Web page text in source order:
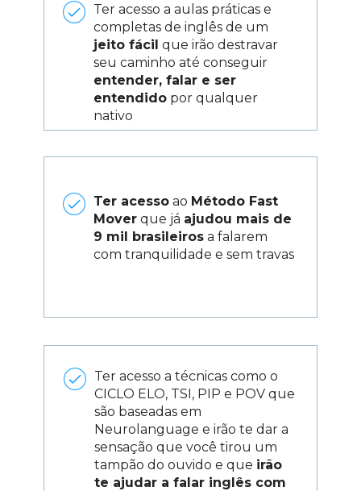
Ter acesso a aulas práticas e
jeito fácil que irão destravar
entender, falar e ser
entendido por qualquer
nativo
Ter acesso ao Método Fast
Mover que já ajudou mais de
9 mil brasileiros a falarem
com tranquilidade e sem travas
Ter acesso a técnicas como o
CICLO ELO, TSI, PIP e POV que
são baseadas em
Neurolanguage e irão te dar a
sensação que você tirou um
tampão do ouvido e que irão
te ajudar a falar inglês com